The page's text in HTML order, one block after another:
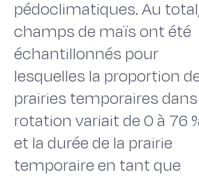
pédoclimatiques. Au
champs de maïs ont été
échantillonnés pour
lesquelles la proportion
prairies temporaires
rotation variait de 0 à 76
et la durée de la prairie
temporaire en tant que